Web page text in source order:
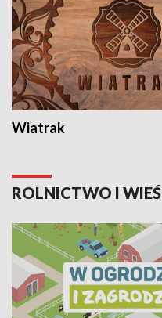
Wiatrak
ROLNICTWO I WIEŚ